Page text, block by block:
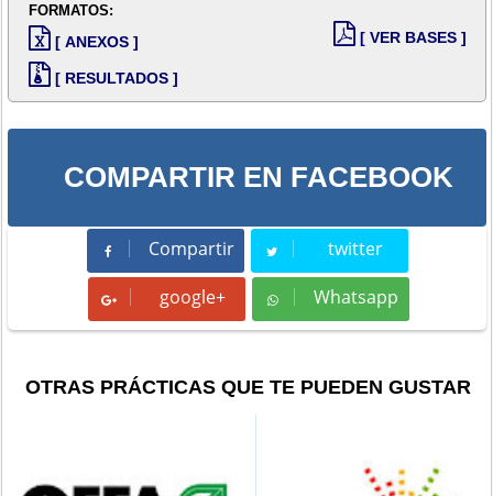
FORMATOS:
[ ANEXOS ]
[ RESULTADOS ]
[ VER BASES ]
COMPARTIR EN FACEBOOK
Compartir
Compartir twitter
Tweet
google+ Whatsapp
Whatsapp
OTRAS PRÁCTICAS QUE TE PUEDEN GUSTAR